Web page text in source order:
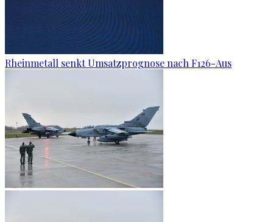
Rheinmetall senkt Umsatzprognose nach F126-Aus